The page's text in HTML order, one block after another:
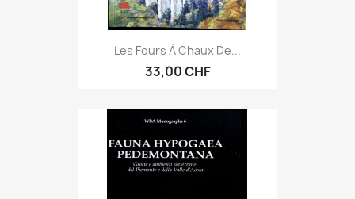
Les Fours À Chaux De...
33,00 CHF